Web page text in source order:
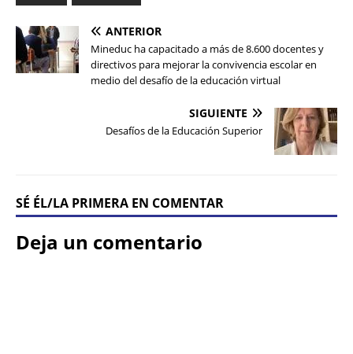
ANTERIOR
Mineduc ha capacitado a más de 8.600 docentes y
directivos para mejorar la convivencia escolar en
medio del desafío de la educación virtual
SIGUIENTE
Desafíos de la Educación Superior
SÉ ÉL/LA PRIMERA EN COMENTAR
Deja un comentario